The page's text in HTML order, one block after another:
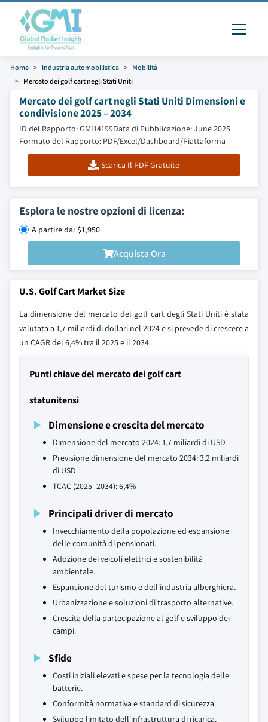
Home Industria automobilistica
Mobilità
Mercato dei golf cart negli Stati Uniti
Mercato dei golf cart negli Stati Uniti Dimensioni e
condivisione 2025 – 2034
ID del Rapporto: GMI14199Data di Pubblicazione: June 2025
Formato del Rapporto: PDF/Excel/Dashboard/Piattaforma
Scarica Il PDF Gratuito
Esplora le nostre opzioni di licenza:
A partire da: $1,950
Acquista Ora
U.S. Golf Cart Market Size
La dimensione del mercato del golf cart degli Stati Uniti è stata
valutata a 1,7 miliardi di dollari nel 2024 e si prevede di crescere a
un CAGR del 6,4% tra il 2025 e il 2034.
Punti chiave del mercato dei golf cart
statunitensi
Dimensione e crescita del mercato
Dimensione del mercato 2024: 1,7 miliardi di USD
Previsione dimensione del mercato 2034: 3,2 miliardi
di USD
TCAC (2025–2034): 6,4%
Principali driver di mercato
Invecchiamento della popolazione ed espansione
delle comunità di pensionati.
Adozione dei veicoli elettrici e sostenibilità
ambientale.
Espansione del turismo e dell'industria alberghiera.
Urbanizzazione e soluzioni di trasporto alternative.
Crescita della partecipazione al golf e sviluppo dei
campi.
Sfide
Costi iniziali elevati e spese per la tecnologia delle
batterie.
Conformità normativa e standard di sicurezza.
Sviluppo limitato dell'infrastruttura di ricarica.